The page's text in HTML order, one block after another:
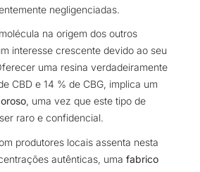
negligenciadas.
na origem dos outros
interesse crescente devido ao seu
uma resina verdadeiramente
CBD e 14 % de CBG, implica um
, uma vez que este tipo de
raro e confidencial.
produtores locais assenta nesta
autênticas, uma fabrico